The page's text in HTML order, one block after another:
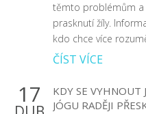
těmto problémům a
prasknutí žíly.
kdo chce více
ČÍST VÍCE
17
KDY SE VYHNOUT
JÓGU RADĚJI